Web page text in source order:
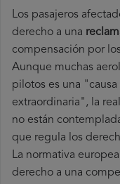
Los pasajeros
derecho a una
compensación por
Aunque muchas
pilotos es una
extraordinaria", la
no están
que regula los
La normativa
derecho a una